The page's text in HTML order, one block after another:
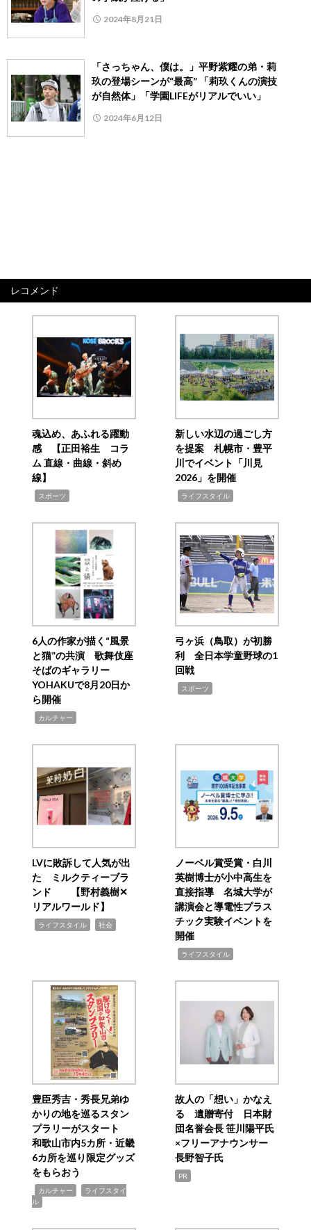
2024年8月21日
「さっちゃん、僕は。」平野紫耀の弟・莉
玖の登場シーンが“最高” 「莉玖くんの演技
が自然体」「学園LIFEがリアルでいい」
2024年6月12日
レコメンド
魂込め、あふれる躍動
感 【正田裕生 コラ
ム 直線・曲線・斜め
線】
スポーツ
新しい水辺の過ごし方
を提案 札幌市・豊平
川でイベント「川見
2026」を開催
ライフスタイル
6人の作家が描く“風景
と猫”の共演 歌舞伎座
そばのギャラリー
YOHAKUで8月20日か
ら開催
カルチャー
弓ヶ浜（鳥取）が初勝
利 全日本学童野球の1
回戦
スポーツ
LVに敗訴して人気が出
た ミルクティーブラ
ンド 【野村義樹✕
リアルワールド】
ライフスタイル 社会
ノーベル賞受賞・白川
英樹博士が小中高生を
直接指導 名城大学が
講演会と導電性プラス
チック実験イベントを
開催
ライフスタイル
豊臣秀吉・秀長兄弟ゆ
かりの地を巡るスタン
プラリーがスタート
和歌山市内5カ所・近畿
6カ所を巡り限定グッズ
をもらおう
カルチャー
ライフスタイ
ル
故人の「想い」かなえ
る 遺贈寄付 日本財
団名誉会長 笹川陽平氏
×フリーアナウンサー
長野智子氏
PR